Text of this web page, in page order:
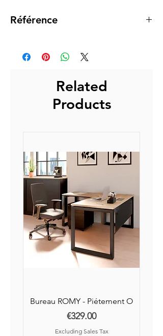
Référence
Related
Products
Bureau ROMY - Piétement O
Price
€329.00
Excluding Sales Tax